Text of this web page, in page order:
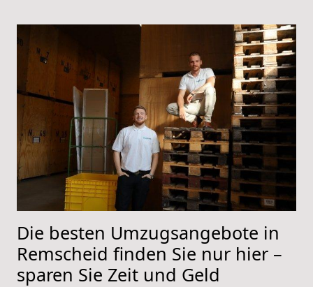
Die besten Umzugsangebote in
Remscheid finden Sie nur hier –
sparen Sie Zeit und Geld